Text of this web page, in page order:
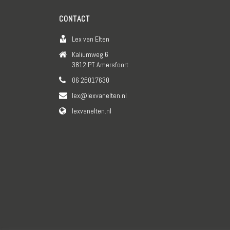
CONTACT
Lex van Elten
Kaliumweg 6
3812 PT Amersfoort
06 25017630
lex@lexvanelten.nl
lexvanelten.nl